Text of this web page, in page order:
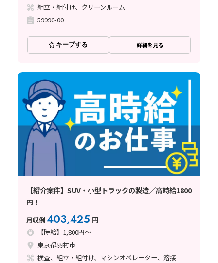
組立・組付け、クリーンルーム
59990-00
キープする 詳細を見る
【紹介案件】SUV・小型トラックの製造／高時給1800
円！
月収例403,425 円
【時給】1,800円～
東京都羽村市
検査、組立・組付け、マシンオペレーター、溶接